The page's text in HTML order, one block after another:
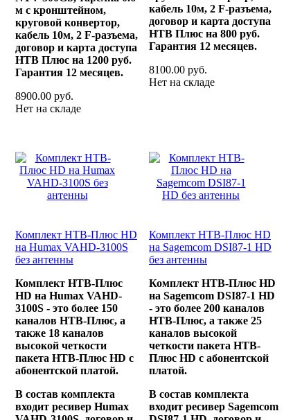
м с кронштейном,
круговой конвертор,
кабель 10м, 2 F-разъема,
договор и карта доступа
НТВ Плюс на 1200 руб.
Гарантия 12 месяцев.
8900.00 руб.
Нет на складе
кабель 10м, 2 F-разъема,
договор и карта доступа
НТВ Плюс на 800 руб.
Гарантия 12 месяцев.
8100.00 руб.
Нет на складе
Комплект НТВ-Плюс HD
на Humax VAHD-3100S
без антенны
Комплект НТВ-Плюс
HD на Humax VAHD-
3100S - это более 150
каналов НТВ-Плюс, а
также 18 каналов
высокой четкости
пакета НТВ-Плюс HD с
абонентской платой.
В состав комплекта
входит ресивер Humax
Комплект НТВ-Плюс HD
на Sagemcom DSI87-1 HD
без антенны
Комплект НТВ-Плюс HD
на Sagemcom DSI87-1 HD
- это более 200 каналов
НТВ-Плюс, а также 25
каналов высокой
четкости пакета НТВ-
Плюс HD с абонентской
платой.
В состав комплекта
входит ресивер Sagemcom